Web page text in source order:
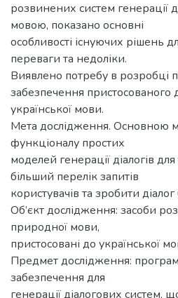
розвинених систем генерації
мовою, показано основні
особливості існуючих рішень
переваги та недоліки.
Виявлено потребу в розробці
забезпечення пристосованого
української мови.
Мета дослідження. Основною
функціоналу простих
моделей генерації діалогів
більший перелік запитів
користувачів та зробити
Об’єкт дослідження: засоби
природної мови,
пристосовані до української
Предмет дослідження:
забезпечення для
генерації діалогових систем,